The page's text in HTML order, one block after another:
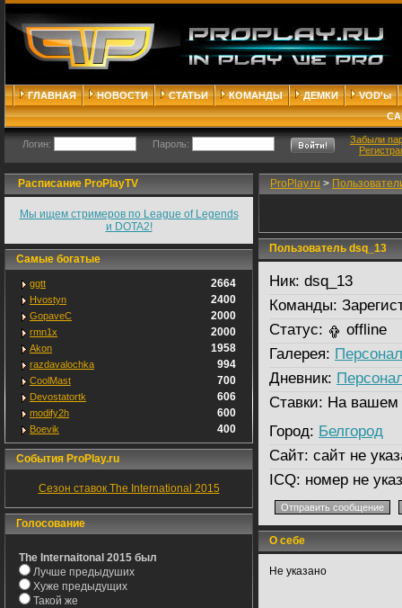
ГЛАВНАЯ НОВОСТИ СТАТЬИ КОМАНДЫ ДЕМКИ
VOD'ы
Логин: Пароль:
Забыли
Расписание ProPlayTV
Мы ищем стримеров по League of Legends
и DOTA2!
Самые богатые
ggtt 2664
Hvostyn 2400
GopaveC 2000
rmn1x 2000
Akon 1958
razdavalochka 994
CoolMast 700
Devostatortk 606
modify2h 600
Boevik 400
События ProPlay.ru
Сезон ставок The International 2015
Голосование
The Internaitonal 2015 был
Лучше предыдуших
Хуже предыдущих
Такой же
ProPlay.ru >
Пользователь dsq_13
Ник: dsq_13
Команды:
Статус:
offline
Галерея:
Дневник:
Ставки: На вашем
Город: Белгород
Сайт: сайт не
ICQ: номер не
О себе
Не указано